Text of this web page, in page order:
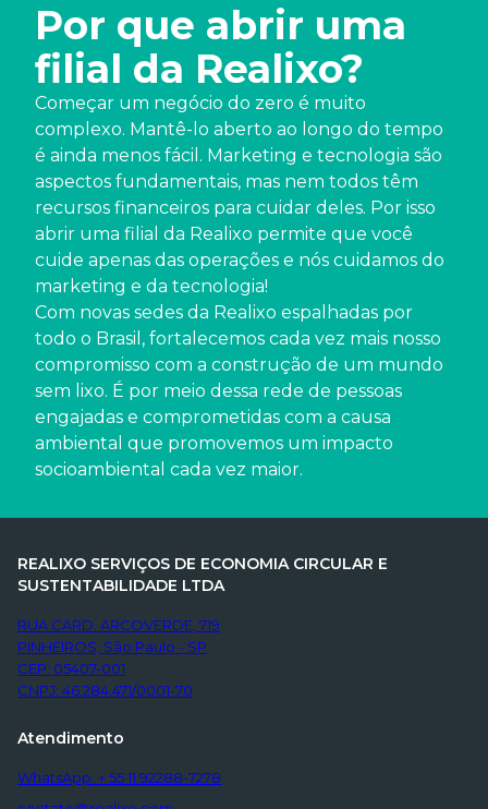
Por que abrir uma
filial da Realixo?
Começar um negócio do zero é muito
complexo. Mantê-lo aberto ao longo do tempo
é ainda menos fácil. Marketing e tecnologia são
aspectos fundamentais, mas nem todos têm
recursos financeiros para cuidar deles. Por isso
abrir uma filial da Realixo permite que você
cuide apenas das operações e nós cuidamos do
marketing e da tecnologia!
Com novas sedes da Realixo espalhadas por
todo o Brasil, fortalecemos cada vez mais nosso
compromisso com a construção de um mundo
sem lixo. É por meio dessa rede de pessoas
engajadas e comprometidas com a causa
ambiental que promovemos um impacto
socioambiental cada vez maior.
REALIXO SERVIÇOS DE ECONOMIA CIRCULAR E
SUSTENTABILIDADE LTDA
RUA CARD. ARCOVERDE, 719
PINHEIROS, São Paulo - SP
CEP: 05407-001
CNPJ: 46.284.471/0001-70
Atendimento
WhatsApp: + 55 11 92288-7278